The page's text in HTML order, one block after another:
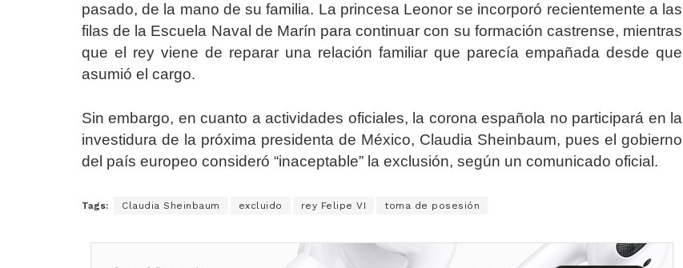
pasado, de la mano de su familia. La princesa Leonor se incorporó recientemente a las
filas de la Escuela Naval de Marín para continuar con su formación castrense, mientras
que el rey viene de reparar una relación familiar que parecía empañada desde que
asumió el cargo.
Sin embargo, en cuanto a actividades oficiales, la corona española no participará en la
investidura de la próxima presidenta de México, Claudia Sheinbaum, pues el gobierno
del país europeo consideró “inaceptable” la exclusión, según un comunicado oficial.
Tags: Claudia Sheinbaum excluido rey Felipe VI toma de posesión